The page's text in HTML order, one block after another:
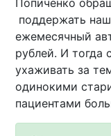
Попиченко
поддержать
ежемесячный
рублей. И тогда
ухаживать за
одинокими
пациентами